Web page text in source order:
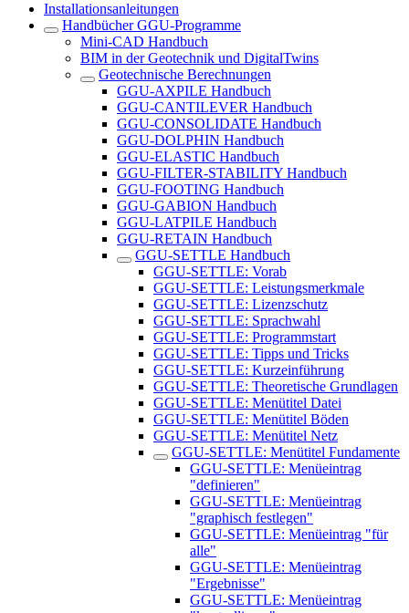
Installationsanleitungen
Handbücher GGU-Programme
Mini-CAD Handbuch
BIM in der Geotechnik und DigitalTwins
Geotechnische Berechnungen
GGU-AXPILE Handbuch
GGU-CANTILEVER Handbuch
GGU-CONSOLIDATE Handbuch
GGU-DOLPHIN Handbuch
GGU-ELASTIC Handbuch
GGU-FILTER-STABILITY Handbuch
GGU-FOOTING Handbuch
GGU-GABION Handbuch
GGU-LATPILE Handbuch
GGU-RETAIN Handbuch
GGU-SETTLE Handbuch
GGU-SETTLE: Vorab
GGU-SETTLE: Leistungsmerkmale
GGU-SETTLE: Lizenzschutz
GGU-SETTLE: Sprachwahl
GGU-SETTLE: Programmstart
GGU-SETTLE: Tipps und Tricks
GGU-SETTLE: Kurzeinführung
GGU-SETTLE: Theoretische Grundlagen
GGU-SETTLE: Menütitel Datei
GGU-SETTLE: Menütitel Böden
GGU-SETTLE: Menütitel Netz
GGU-SETTLE: Menütitel Fundamente
GGU-SETTLE: Menüeintrag
"definieren"
GGU-SETTLE: Menüeintrag
"graphisch festlegen"
GGU-SETTLE: Menüeintrag "für
alle"
GGU-SETTLE: Menüeintrag
"Ergebnisse"
GGU-SETTLE: Menüeintrag